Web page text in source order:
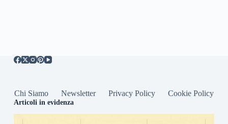
Chi Siamo Newsletter Privacy Policy Cookie Policy
Articoli in evidenza